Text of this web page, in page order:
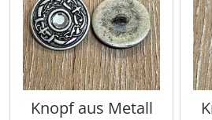
Knopf aus Metall